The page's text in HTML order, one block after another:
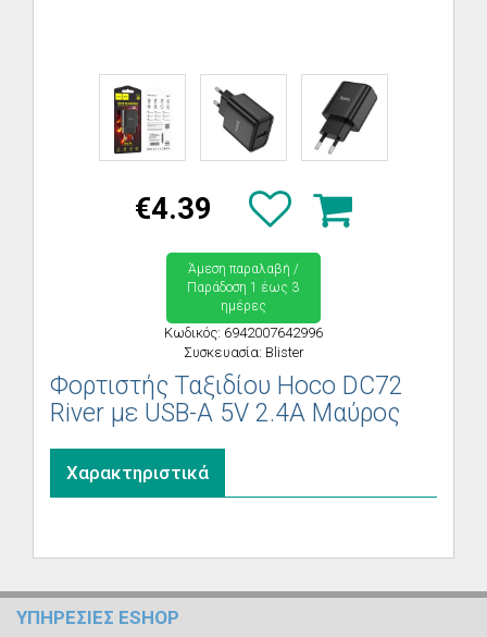
€4.39
Άμεση παραλαβή /
Παράδoση 1 έως 3
ημέρες
Κωδικός: 6942007642996
Συσκευασία: Blister
Φορτιστής Ταξιδίου Hoco DC72
River με USB-A 5V 2.4A Μαύρος
Χαρακτηριστικά
ΥΠΗΡΕΣΙΕΣ ESHOP